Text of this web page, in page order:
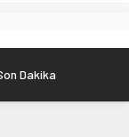
Dakika